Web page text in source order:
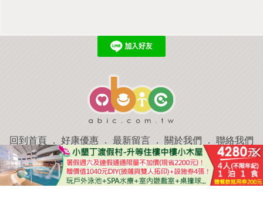
回到首頁 ． 好康優惠 ． 最新留言 ． 關於我們 ． 聯絡我們
部落格微件．商家合作．討論區．推薦景點． APP下載
羿磊資訊 服務條款&隱私權政策